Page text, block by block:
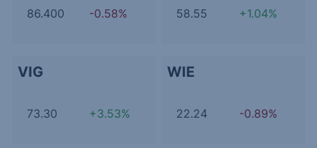
86.400 -0.58% 58.55 +1.04%
VIG
73.30 +3.53%
WIE
22.24 -0.89%